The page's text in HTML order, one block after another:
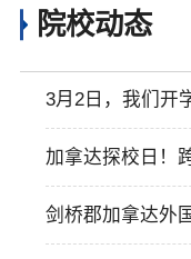
院校动态
3月2日，我们开
学指南请查收
加拿达探校日！
货，这天约定您
剑桥郡加拿达外